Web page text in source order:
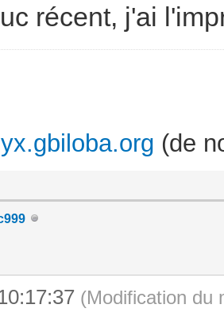
récent, j'ai
(de
(Modification du